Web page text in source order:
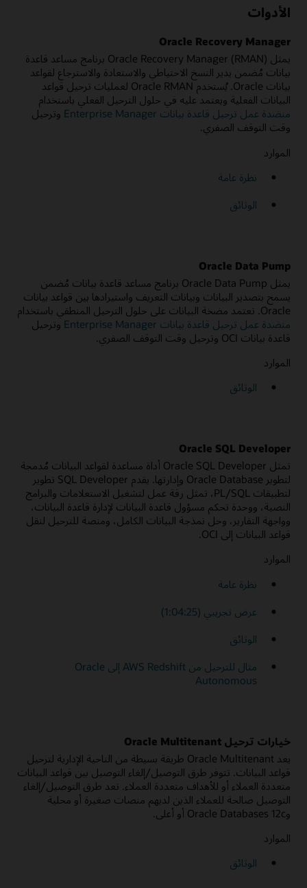
الأدوات
Oracle Recovery Manager
يمثل Oracle Recovery Manager (RMAN) برنامج مساعد قاعدة
بيانات مُضمن يدير النسخ الاحتياطي والاستعادة والاسترجاع لقواعد
بيانات Oracle. يُستخدم Oracle RMAN لعمليات ترحيل قواعد
البيانات الفعلية ويعتمد عليه في حلول الترحيل الفعلي باستخدام
منضدة عمل ترحيل قاعدة بيانات Enterprise Manager
وترحيل
وقت التوقف الصفري.
الموارد
نظرة عامة
الوثائق
Oracle Data Pump
يمثل Oracle Data Pump برنامج مساعد قاعدة بيانات مُضمن
يسمح بتصدير البيانات وبيانات التعريف واستيرادها بين قواعد بيانات
Oracle. تعتمد مضخة البيانات على حلول الترحيل المنطقي باستخدام
منضدة عمل ترحيل قاعدة بيانات Enterprise Manager
وترحيل
قاعدة بيانات OCI وترحيل وقت التوقف الصفري.
الموارد
الوثائق
Oracle SQL Developer
تمثل Oracle SQL Developer أداة مساعدة لقواعد البيانات مُدمجة
لتطوير Oracle Database وإدارتها. يقدم SQL Developer تطوير
لتطبيقات PL/SQL، تمثل رقة عمل لتشغيل الاستعلامات والبرامج
النصية، ووحدة تحكم مسؤول قاعدة البيانات لإدارة قاعدة البيانات،
وواجهة التقارير، وحل نمذجة البيانات الكامل، ومنصة للترحيل لنقل
قواعد البيانات إلى OCI.
الموارد
نظرة عامة
عرض تجريبي (1:04:25)
الوثائق
مثال للترحيل من AWS Redshift إلى Oracle
Autonomous
خيارات ترحيل Oracle Multitenant
يعد Oracle Multitenant طريقة بسيطة من الناحية الإدارية لترحيل
قواعد البيانات. تتوفر طرق التوصيل/إلغاء التوصيل بين قواعد البيانات
متعددة العملاء أو للأهداف متعددة العملاء. تعد طرق التوصيل/إلغاء
التوصيل صالحة للعملاء الذين لديهم منصات صغيرة أو محلية
وOracle Databases 12c أو أعلى.
الموارد
الوثائق